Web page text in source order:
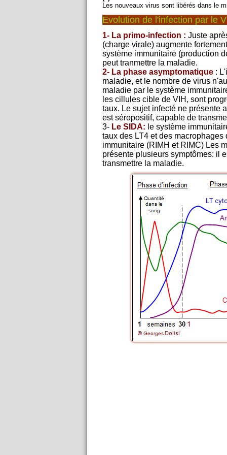
Les nouveaux virus sont libérés dans le
Evolution de l'infection par le
1- La primo-infection : Juste
(charge virale) augmente
système immunitaire (production
peut tranmettre la maladie.
2- La phase asymptomatique :
maladie, et le nombre de virus
maladie par le système
les cillules cible de VIH, sont
taux. Le sujet infecté ne présente
est séropositif, capable de
3- Le SIDA: le système
taux des LT4 et des
immunitaire (RIMH et RIMC) Les
présente plusieurs symptômes: il
transmettre la maladie.